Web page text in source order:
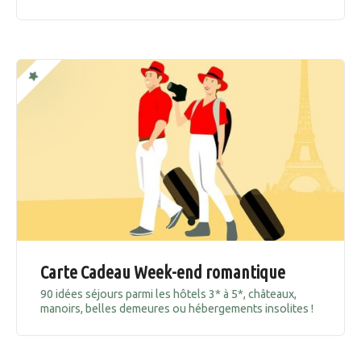
Carte Cadeau Week-end romantique
90 idées séjours parmi les hôtels 3* à 5*, châteaux,
manoirs, belles demeures ou hébergements insolites !